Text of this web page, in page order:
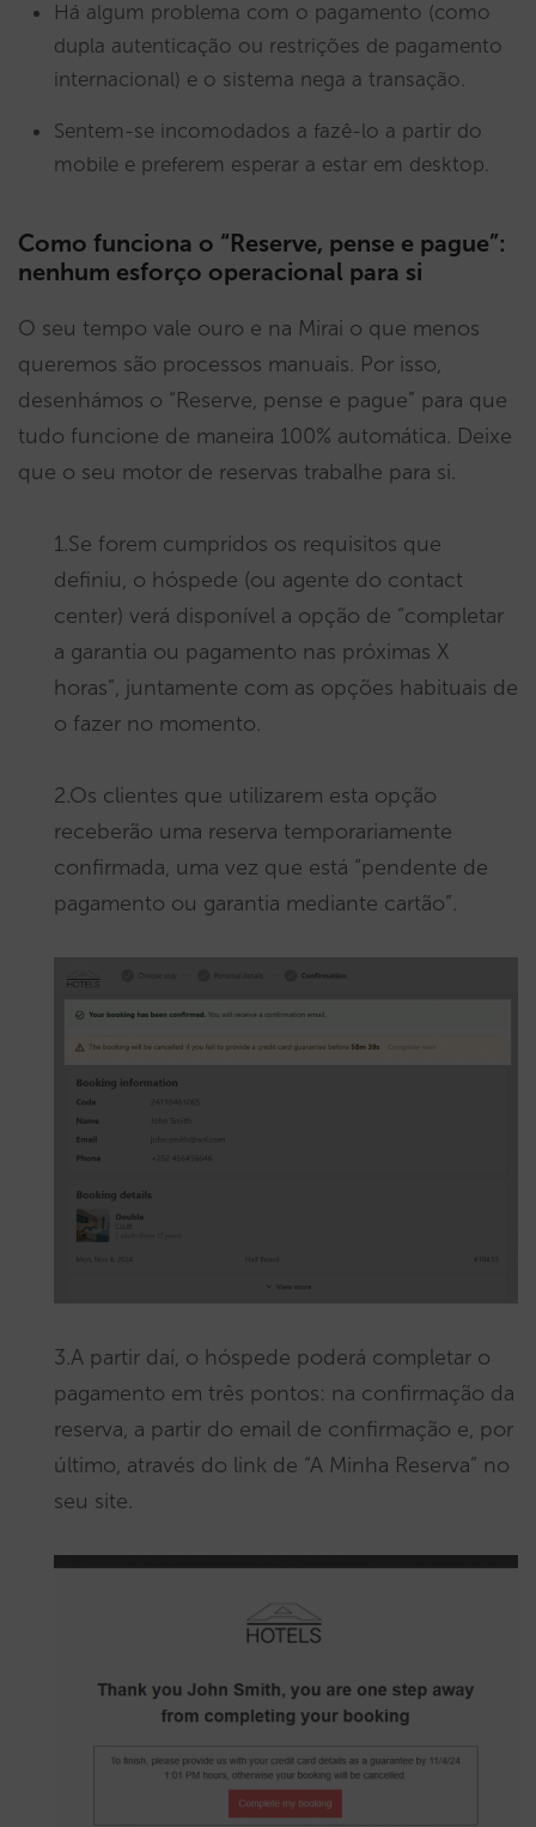
Há algum problema com o pagamento (como
dupla autenticação ou restrições de pagamento
internacional) e o sistema nega a transação.
Sentem-se incomodados a fazê-lo a partir do
mobile e preferem esperar a estar em desktop.
Como funciona o “Reserve, pense e pague”:
nenhum esforço operacional para si
O seu tempo vale ouro e na Mirai o que menos
queremos são processos manuais. Por isso,
desenhámos o “Reserve, pense e pague” para que
tudo funcione de maneira 100% automática. Deixe
que o seu motor de reservas trabalhe para si.
1.Se forem cumpridos os requisitos que
definiu, o hóspede (ou agente do contact
center) verá disponível a opção de “completar
a garantia ou pagamento nas próximas X
horas”, juntamente com as opções habituais de
o fazer no momento.
2.Os clientes que utilizarem esta opção
receberão uma reserva temporariamente
confirmada, uma vez que está “pendente de
pagamento ou garantia mediante cartão”.
3.A partir daí, o hóspede poderá completar o
pagamento em três pontos: na confirmação da
reserva, a partir do email de confirmação e, por
último, através do link de “A Minha Reserva” no
seu site.